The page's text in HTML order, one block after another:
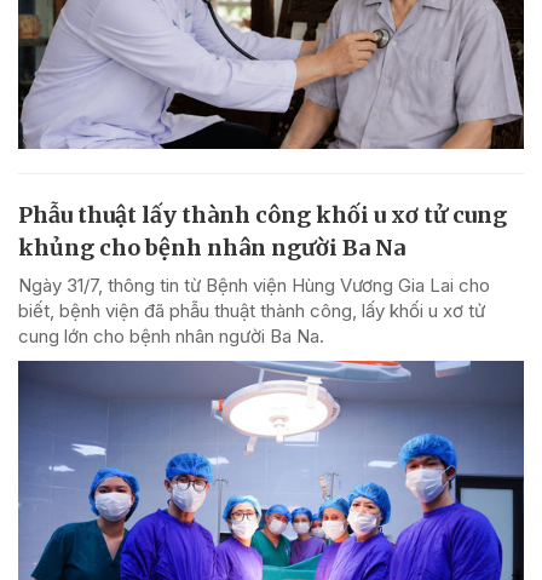
Phẫu thuật lấy thành công khối u xơ tử cung
khủng cho bệnh nhân người Ba Na
Ngày 31/7, thông tin từ Bệnh viện Hùng Vương Gia Lai cho
biết, bệnh viện đã phẫu thuật thành công, lấy khối u xơ tử
cung lớn cho bệnh nhân người Ba Na.